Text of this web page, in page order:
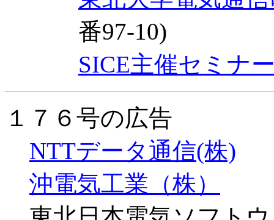
番97-10)
SICE主催セミナ
１７６号の広告
NTTデータ通信(株)
沖電気工業（株）